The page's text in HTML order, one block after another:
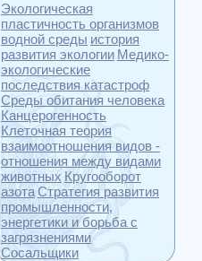
Экологическая
пластичность организмов
водной среды история
развития экологии Медико-
экологические
последствия катастроф
Среды обитания человека
Канцерогенность
Клеточная теория
взаимоотношения видов -
отношения между видами
животных Кругооборот
азотаСтратегия развития
промышленности,
энергетики и борьба с
загрязнениями
Сосальщики